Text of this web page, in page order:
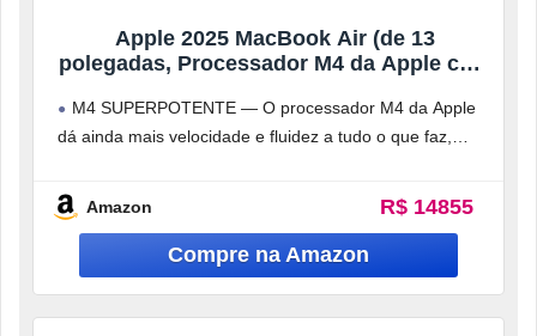
Apple 2025 MacBook Air (de 13
polegadas, Processador M4 da Apple com
unificada, 256 GB) – Azul céu
M4 SUPERPOTENTE — O processador M4 da Apple
dá ainda mais velocidade e fluidez a tudo o que faz,
Amazon R$ 14855